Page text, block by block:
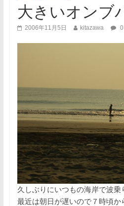
大きいオンブ
2006年11月5日 kitazawa
久しぶりにいつもの海岸で波乗
最近は朝日が遅いので７時頃か